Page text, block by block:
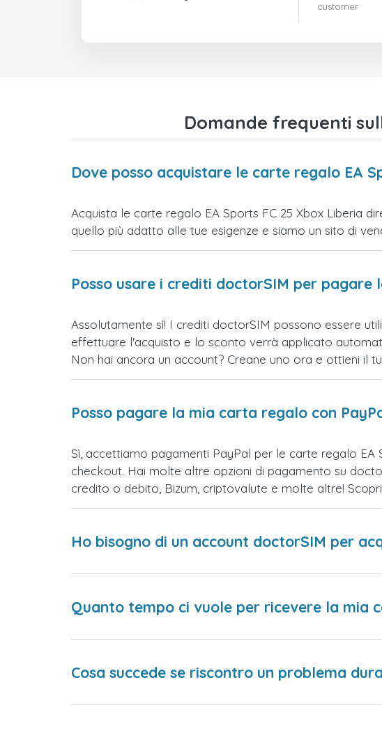
customer
Domande frequenti
Dove posso acquistare le carte regalo EA
Acquista le carte regalo EA Sports FC 25 Xbox Liberia
quello più adatto alle tue esigenze e siamo un sito di
Posso usare i crediti doctorSIM per pagare
Assolutamente sì! I crediti doctorSIM possono essere
effettuare l'acquisto e lo sconto verrà applicato
Non hai ancora un account? Creane uno ora e ottieni il
Posso pagare la mia carta regalo con
Sì, accettiamo pagamenti PayPal per le carte regalo
checkout. Hai molte altre opzioni di pagamento su
credito o debito, Bizum, criptovalute e molte altre!
Ho bisogno di un account doctorSIM per
Quanto tempo ci vuole per ricevere la mia
Cosa succede se riscontro un problema